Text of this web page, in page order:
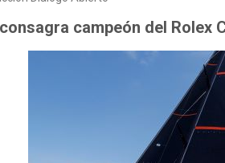
consagra campeón del